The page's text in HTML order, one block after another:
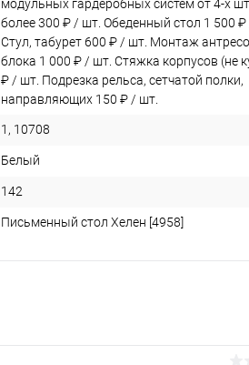
модульных гардеробных систем от 4-х
более 300 ₽ / шт. Обеденный стол 1 500
Стул, табурет 600 ₽ / шт. Монтаж
блока 1 000 ₽ / шт. Стяжка корпусов (не
₽ / шт. Подрезка рельса, сетчатой полки,
направляющих 150 ₽ / шт.
1, 10708
Белый
142
Письменный стол Хелен [4958]